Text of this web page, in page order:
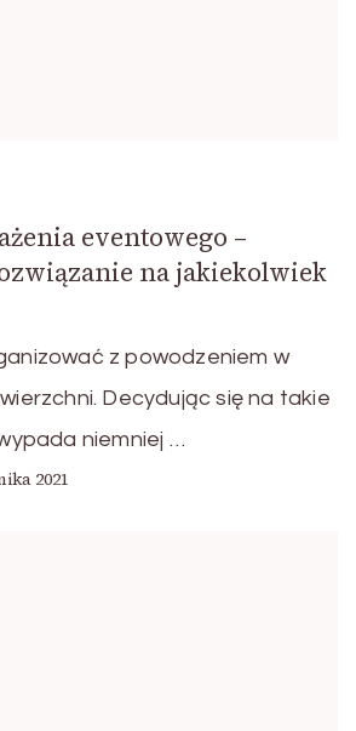
eventowego –
na jakiekolwiek
z powodzeniem w
Decydując się na takie
niemniej …
2021